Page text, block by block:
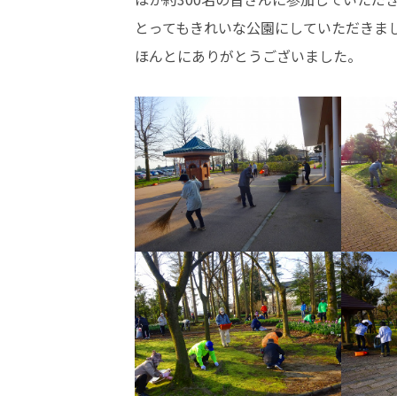
とってもきれいな公園にしていただきま
ほんとにありがとうございました。